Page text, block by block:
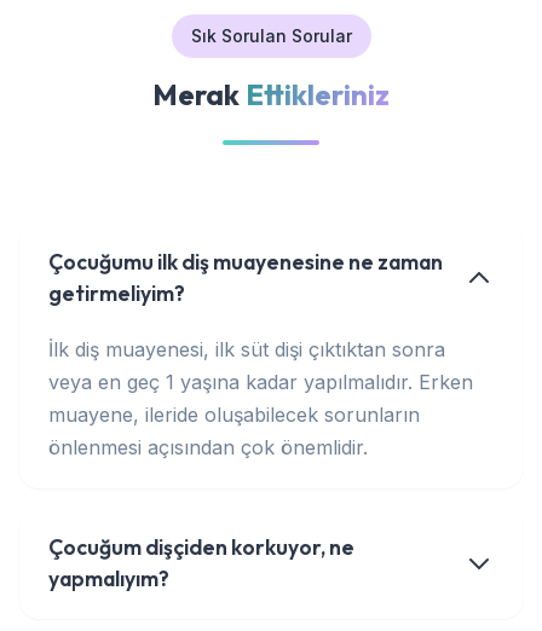
Sık Sorulan Sorular
Merak Ettikleriniz
Çocuğumu ilk diş muayenesine ne zaman
getirmeliyim?
İlk diş muayenesi, ilk süt dişi çıktıktan sonra
veya en geç 1 yaşına kadar yapılmalıdır. Erken
muayene, ileride oluşabilecek sorunların
önlenmesi açısından çok önemlidir.
Çocuğum dişçiden korkuyor, ne
yapmalıyım?